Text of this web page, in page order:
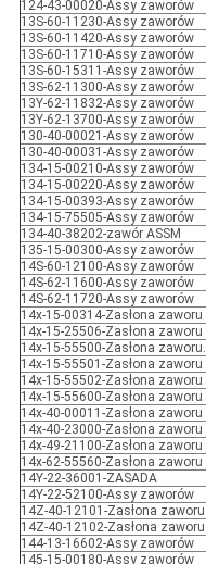
124-43-00020-Assy zaworów
13S-60-11230-Assy zaworów
13S-60-11420-Assy zaworów
13S-60-11710-Assy zaworów
13S-60-15311-Assy zaworów
13S-62-11300-Assy zaworów
13Y-62-11832-Assy zaworów
13Y-62-13700-Assy zaworów
130-40-00021-Assy zaworów
130-40-00031-Assy zaworów
134-15-00210-Assy zaworów
134-15-00220-Assy zaworów
134-15-00393-Assy zaworów
134-15-75505-Assy zaworów
134-40-38202-zawór ASSM
135-15-00300-Assy zaworów
14S-60-12100-Assy zaworów
14S-62-11600-Assy zaworów
14S-62-11720-Assy zaworów
14x-15-00314-Zasłona zaworu
14x-15-25506-Zasłona zaworu
14x-15-55500-Zasłona zaworu.
14x-15-55501-Zasłona zaworu
14x-15-55502-Zasłona zaworu
14x-15-55600-Zasłona zaworu
14x-40-00011-Zasłona zaworu
14x-40-23000-Zasłona zaworu
14x-49-21100-Zasłona zaworu
14x-62-55560-Zasłona zaworu
14Y-22-36001-ZASADA
14Y-22-52100-Assy zaworów
14Z-40-12101-Zasłona zaworu
14Z-40-12102-Zasłona zaworu
144-13-16602-Assy zaworów
145-15-00180-Assy zaworów